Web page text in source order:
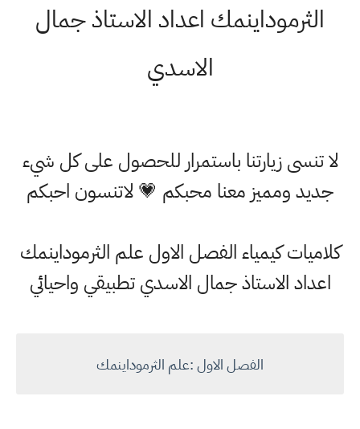
الثرموداينمك اعداد الاستاذ جمال
الاسدي
لا تنسى زيارتنا باستمرار للحصول على كل شيء
جديد ومميز معنا محبكم 💗 لاتنسون احبكم
كلاميات كيمياء الفصل الاول علم الثرموداينمك
اعداد الاستاذ جمال الاسدي تطبيقي واحيائي
الفصل الاول :علم الثرموداينمك